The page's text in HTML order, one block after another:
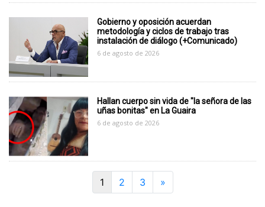
Gobierno y oposición acuerdan
metodología y ciclos de trabajo tras
instalación de diálogo (+Comunicado)
6 de agosto de 2026
Hallan cuerpo sin vida de "la señora de las
uñas bonitas" en La Guaira
6 de agosto de 2026
1 2 3 »Next